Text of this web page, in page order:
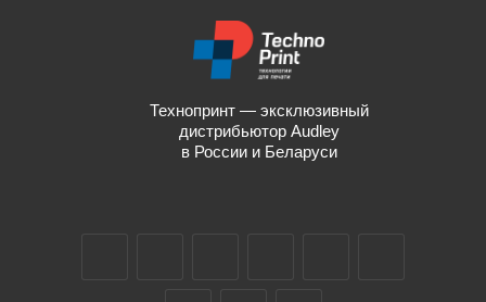
Технопринт — эксклюзивный
дистрибьютор Audley
в России и Беларуси